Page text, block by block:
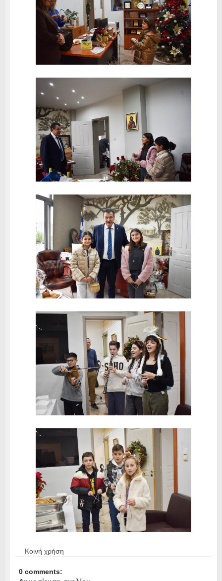
Κοινή χρήση
0 comments: